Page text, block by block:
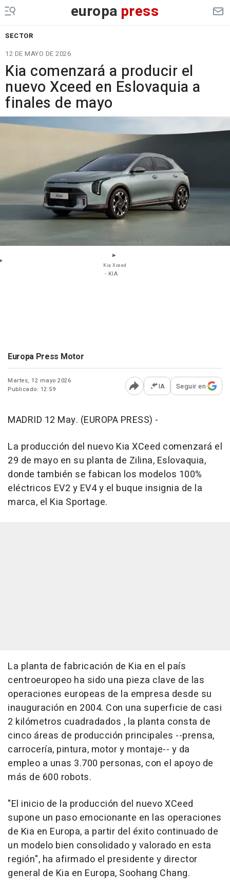
europa press
SECTOR
12 DE MAYO DE 2026
Kia comenzará a producir el
nuevo Xceed en Eslovaquia a
finales de mayo
Kia Xceed
- KIA
Europa Press Motor
Martes, 12 mayo 2026
Publicado: 12:59
Abrir opciones para
IA Seguir en
MADRID 12 May. (EUROPA PRESS) -
La producción del nuevo Kia XCeed comenzará el
29 de mayo en su planta de Zilina, Eslovaquia,
donde también se fabican los modelos 100%
eléctricos EV2 y EV4 y el buque insignia de la
marca, el Kia Sportage.
La planta de fabricación de Kia en el país
centroeuropeo ha sido una pieza clave de las
operaciones europeas de la empresa desde su
inauguración en 2004. Con una superficie de casi
2 kilómetros cuadradados , la planta consta de
cinco áreas de producción principales --prensa,
carrocería, pintura, motor y montaje-- y da
empleo a unas 3.700 personas, con el apoyo de
más de 600 robots.
"El inicio de la producción del nuevo XCeed
supone un paso emocionante en las operaciones
de Kia en Europa, a partir del éxito continuado de
un modelo bien consolidado y valorado en esta
región", ha afirmado el presidente y director
general de Kia en Europa, Soohang Chang.